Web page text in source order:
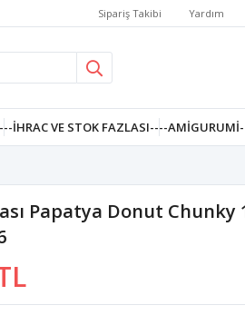
Sipariş Takibi Yardım
--İHRAC VE STOK FAZLASI----
Papatya Donut